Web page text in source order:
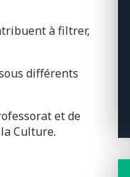
à filtrer,
différents
et de
la Culture.